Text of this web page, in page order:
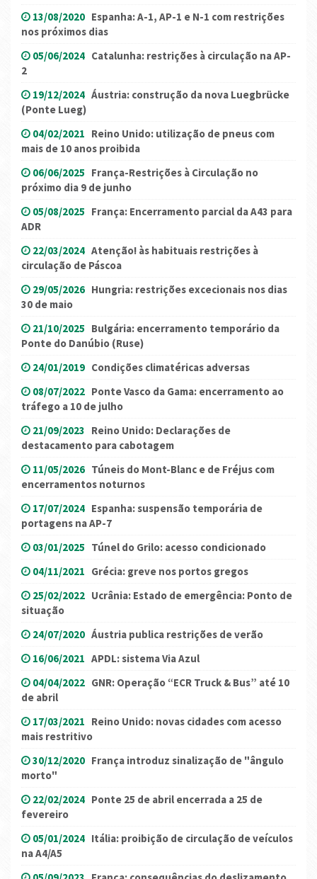
13/08/2020 Espanha: A-1, AP-1 e N-1 com restrições
nos próximos dias
05/06/2024 Catalunha: restrições à circulação na AP-
2
19/12/2024 Áustria: construção da nova Luegbrücke
(Ponte Lueg)
04/02/2021 Reino Unido: utilização de pneus com
mais de 10 anos proibida
06/06/2025 França-Restrições à Circulação no
próximo dia 9 de junho
05/08/2025 França: Encerramento parcial da A43 para
ADR
22/03/2024 Atenção! às habituais restrições à
circulação de Páscoa
29/05/2026 Hungria: restrições excecionais nos dias
30 de maio
21/10/2025 Bulgária: encerramento temporário da
Ponte do Danúbio (Ruse)
24/01/2019 Condições climatéricas adversas
08/07/2022 Ponte Vasco da Gama: encerramento ao
tráfego a 10 de julho
21/09/2023 Reino Unido: Declarações de
destacamento para cabotagem
11/05/2026 Túneis do Mont-Blanc e de Fréjus com
encerramentos noturnos
17/07/2024 Espanha: suspensão temporária de
portagens na AP-7
03/01/2025 Túnel do Grilo: acesso condicionado
04/11/2021 Grécia: greve nos portos gregos
25/02/2022 Ucrânia: Estado de emergência: Ponto de
situação
24/07/2020 Áustria publica restrições de verão
16/06/2021 APDL: sistema Via Azul
04/04/2022 GNR: Operação “ECR Truck & Bus” até 10
de abril
17/03/2021 Reino Unido: novas cidades com acesso
mais restritivo
30/12/2020 França introduz sinalização de "ângulo
morto"
22/02/2024 Ponte 25 de abril encerrada a 25 de
fevereiro
05/01/2024 Itália: proibição de circulação de veículos
na A4/A5